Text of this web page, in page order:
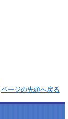
ページの先頭へ戻る